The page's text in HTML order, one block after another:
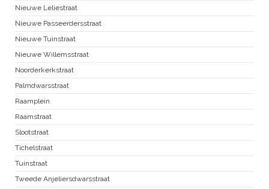
Nieuwe Leliestraat
Nieuwe Passeerdersstraat
Nieuwe Tuinstraat
Nieuwe Willemsstraat
Noorderkerkstraat
Palmdwarsstraat
Raamplein
Raamstraat
Slootstraat
Tichelstraat
Tuinstraat
Tweede Anjeliersdwarsstraat